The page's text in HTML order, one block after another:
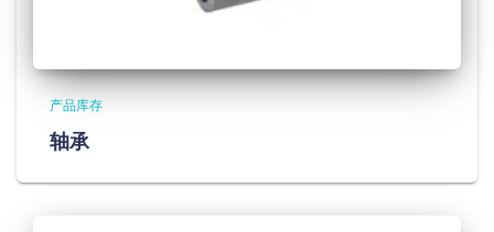
产品库存
轴承